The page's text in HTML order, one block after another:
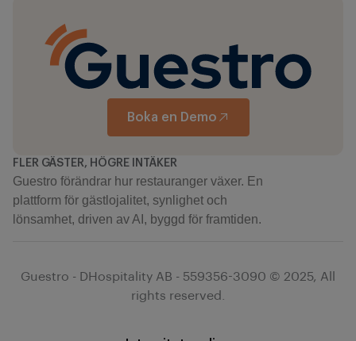
Boka en Demo
FLER GÄSTER, HÖGRE INTÄKER
Guestro förändrar hur restauranger växer. En
plattform för gästlojalitet, synlighet och
lönsamhet, driven av AI, byggd för framtiden.
Guestro - DHospitality AB - 559356-3090 © 2025, All
rights reserved.